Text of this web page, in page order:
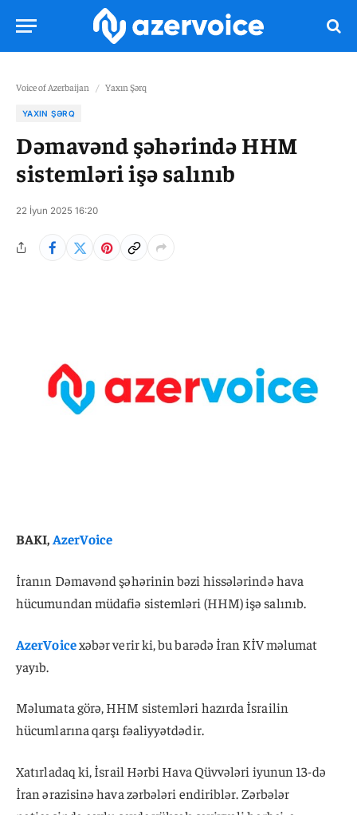
Voice of Azerbaijan / Yaxın Şərq
YAXIN ŞƏRQ
Dəmavənd şəhərində HHM
sistemləri işə salınıb
22 İyun 2025 16:20
BAKI,AzerVoice
İranın Dəmavənd şəhərinin bəzi hissələrində hava
hücumundan müdafiə sistemləri (HHM) işə salınıb.
AzerVoicexəbər verir ki, bu barədə İran KİV məlumat
yayıb.
Məlumata görə, HHM sistemləri hazırda İsrailin
hücumlarına qarşı fəaliyyətdədir.
Xatırladaq ki, İsrail Hərbi Hava Qüvvələri iyunun 13-də
İran ərazisinə hava zərbələri endiriblər. Zərbələr